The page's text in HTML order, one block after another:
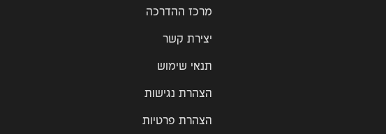
מרכז ההדרכה
יצירת קשר
תנאי שימוש
הצהרת נגישות
הצהרת פרטיות